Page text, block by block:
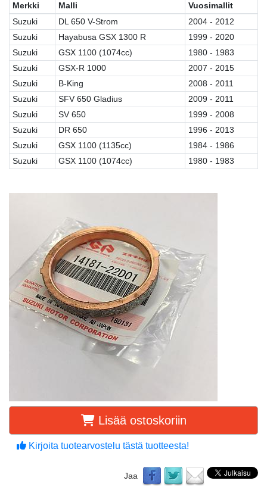
Merkki Malli
Vuosimallit
Suzuki
DL 650 V-Strom
2004 - 2012
Suzuki
Hayabusa GSX 1300 R
1999 - 2020
Suzuki
GSX 1100 (1074cc)
1980 - 1983
Suzuki
GSX-R 1000
2007 - 2015
Suzuki
B-King
2008 - 2011
Suzuki
SFV 650 Gladius
2009 - 2011
Suzuki
SV 650
1999 - 2008
Suzuki
DR 650
1996 - 2013
Suzuki
GSX 1100 (1135cc)
1984 - 1986
Suzuki
GSX 1100 (1074cc) 1980 - 1983
Lisää ostoskoriin
Kirjoita tuotearvostelu tästä tuotteesta!
Jaa